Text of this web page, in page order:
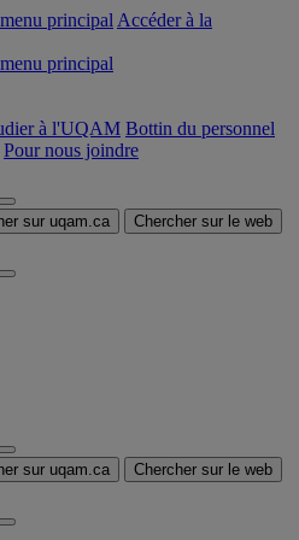
principal Accéder à la
principal
à l'UQAM Bottin du personnel
Pour nous joindre
sur uqam.ca Chercher sur le web
sur uqam.ca Chercher sur le web